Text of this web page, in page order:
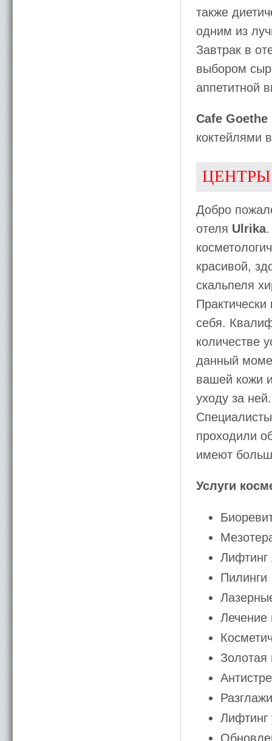
также
одним из
Завтрак в
выбором
аппетитной
Cafe Goethe
коктейлями
Добро
отеля Ulrika.
красивой,
скальпеля
себя.
количестве
данный
вашей кожи
уходу за ней.
проходили
имеют
Услуги
Лифтинг
Пилинги
Лечение
Золотая
Лифтинг